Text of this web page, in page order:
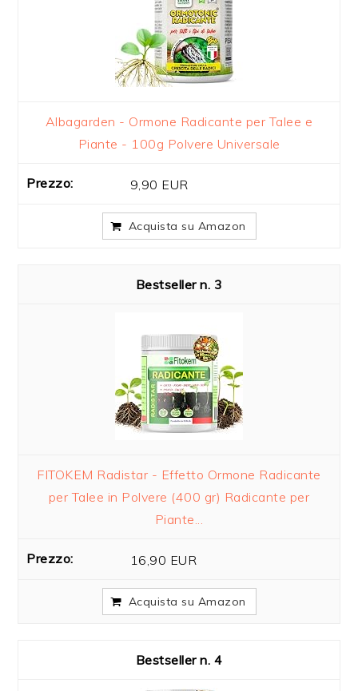
Albagarden - Ormone Radicante per Talee e
Piante - 100g Polvere Universale
9,90 EUR
Acquista su Amazon
3
FITOKEM Radistar - Effetto Ormone Radicante
per Talee in Polvere (400 gr) Radicante per
Piante...
16,90 EUR
Acquista su Amazon
4